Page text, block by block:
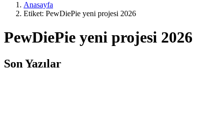
Anasayfa
Etiket: PewDiePie yeni projesi 2026
PewDiePie yeni projesi 2026
Son Yazılar